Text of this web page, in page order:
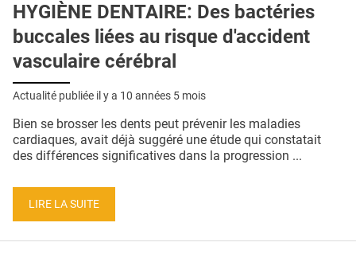
E-REVUE SAD
L'APP
PUBLICITÉ
CONTACT
en
liste
HYGIÈNE DENTAIRE: Des bactéries
buccales liées au risque d'accident
vasculaire cérébral
Actualité publiée il y a 10 années 5 mois
Bien se brosser les dents peut prévenir les maladies
cardiaques, avait déjà suggéré une étude qui constatait
des différences significatives dans la progression ...
LIRE LA SUITE